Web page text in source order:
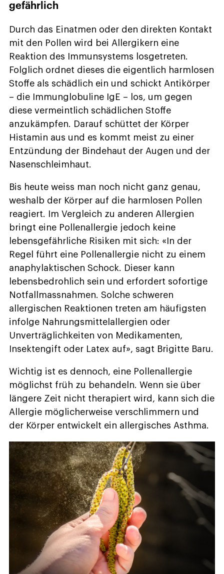
gefährlich
Durch das Einatmen oder den direkten Kontakt
mit den Pollen wird bei Allergikern eine
Reaktion des Immunsystems losgetreten.
Folglich ordnet dieses die eigentlich harmlosen
Stoffe als schädlich ein und schickt Antikörper
– die Immunglobuline IgE – los, um gegen
diese vermeintlich schädlichen Stoffe
anzukämpfen. Darauf schüttet der Körper
Histamin aus und es kommt meist zu einer
Entzündung der Bindehaut der Augen und der
Nasenschleimhaut.
Bis heute weiss man noch nicht ganz genau,
weshalb der Körper auf die harmlosen Pollen
reagiert. Im Vergleich zu anderen Allergien
bringt eine Pollenallergie jedoch keine
lebensgefährliche Risiken mit sich: «In der
Regel führt eine Pollenallergie nicht zu einem
anaphylaktischen Schock. Dieser kann
lebensbedrohlich sein und erfordert sofortige
Notfallmassnahmen. Solche schweren
allergischen Reaktionen treten am häufigsten
infolge Nahrungsmittelallergien oder
Unverträglichkeiten von Medikamenten,
Insektengift oder Latex auf», sagt Brigitte Baru.
Wichtig ist es dennoch, eine Pollenallergie
möglichst früh zu behandeln. Wenn sie über
längere Zeit nicht therapiert wird, kann sich die
Allergie möglicherweise verschlimmern und
der Körper entwickelt ein allergisches Asthma.